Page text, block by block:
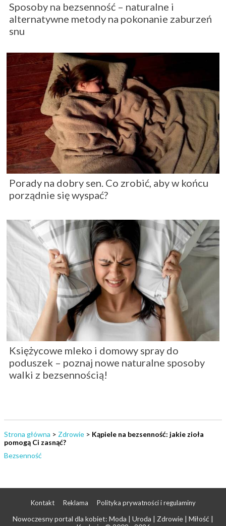
Sposoby na bezsenność – naturalne i
alternatywne metody na pokonanie zaburzeń
snu
Porady na dobry sen. Co zrobić, aby w końcu
porządnie się wyspać?
Księżycowe mleko i domowy spray do
poduszek – poznaj nowe naturalne sposoby
walki z bezsennością!
Strona główna > Zdrowie > Kąpiele na bezsenność: jakie zioła
pomogą Ci zasnąć?
Bezsenność
Kontakt Reklama Polityka prywatności i regulaminy
Nowoczesny portal dla kobiet: Moda | Uroda | Zdrowie | Miłość |